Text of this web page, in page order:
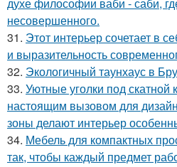
несовершенного.
31. Этот интерьер сочетает в
и выразительность
32. Экологичный таунхаус в
33. Уютные уголки под скатной
настоящим вызовом для
зоны делают интерьер
34. Мебель для компактных
так, чтобы каждый предмет